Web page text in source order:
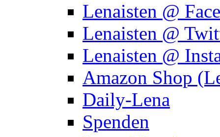
Lenaisten @
Lenaisten @
Lenaisten @
Amazon Shop
Daily-Lena
Spenden